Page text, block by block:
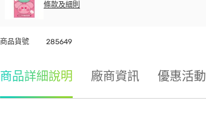
條款及細則
商品貨號 285649
商品詳細說明 廠商資訊 優惠活動